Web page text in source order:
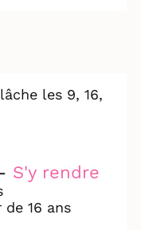
difficile que
LA
L'INFO TOUT
les 9, 16,
S'y rendre
16 ans